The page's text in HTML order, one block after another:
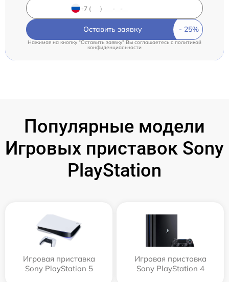
Оставить заявку
Нажимая на кнопку "Оставить заявку" Вы соглашаетесь cполитикой
конфиденциальности
Популярные модели
Игровых приставок Sony
PlayStation
Игровая приставка
Sony PlayStation 5
Игровая приставка
Sony PlayStation 4